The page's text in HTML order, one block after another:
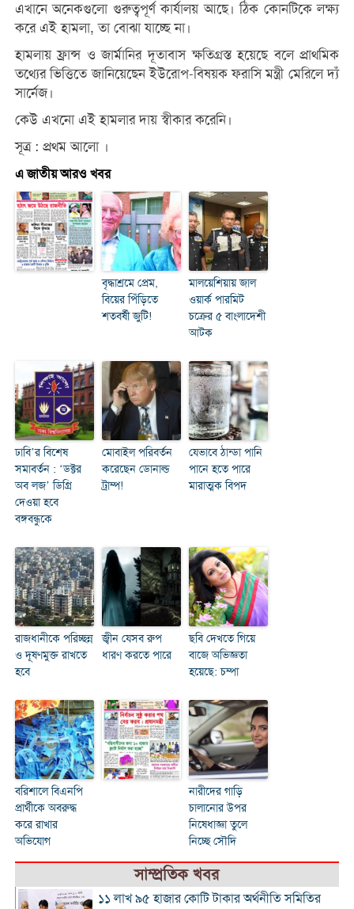
এখানে অনেকগুলো গুরুত্বপূর্ণ কার্যালয় আছে। ঠিক কোনটিকে লক্ষ্য
করে এই হামলা, তা বোঝা যাচ্ছে না।
হামলায় ফ্রান্স ও জার্মানির দূতাবাস ক্ষতিগ্রস্ত হয়েছে বলে প্রাথমিক
তথ্যের ভিত্তিতে জানিয়েছেন ইউরোপ-বিষয়ক ফরাসি মন্ত্রী মেরিলে দ্যঁ
সার্নেজ।
কেউ এখনো এই হামলার দায় স্বীকার করেনি।
সূত্র : প্রথম আলো ।
এ জাতীয় আরও খবর
বৃদ্ধাশ্রমে প্রেম,
বিয়ের পিঁড়িতে
শতবর্ষী জুটি!
মালয়েশিয়ায় জাল
ওয়ার্ক পারমিট
চক্রের ৫ বাংলাদেশী
আটক
ঢাবি’র বিশেষ
সমাবর্তন : ‘ডক্টর
অব লজ’ ডিগ্রি
দেওয়া হবে
বঙ্গবন্ধুকে
মোবাইল পরিবর্তন
করেছেন ডোনাল্ড
ট্রাম্প!
যেভাবে ঠান্ডা পানি
পানে হতে পারে
মারাত্মক বিপদ
রাজধানীকে পরিচ্ছন্ন
ও দূষণমুক্ত রাখতে
হবে
জ্বীন যেসব রুপ
ধারণ করতে পারে
ছবি দেখতে গিয়ে
বাজে অভিজ্ঞতা
হয়েছে: চম্পা
বরিশালে বিএনপি
প্রার্থীকে অবরুদ্ধ
করে রাখার
অভিযোগ
নারীদের গাড়ি
চালানোর উপর
নিষেধাজ্ঞা তুলে
নিচ্ছে সৌদি
সাম্প্রতিক খবর
১১ লাখ ৯৫ হাজার কোটি টাকার অর্থনীতি সমিতির